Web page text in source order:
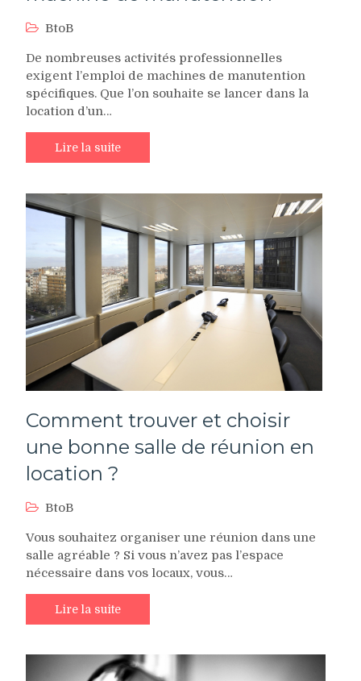
BtoB
De nombreuses activités professionnelles
exigent l’emploi de machines de manutention
spécifiques. Que l’on souhaite se lancer dans la
location d’un…
Lire la suite
Comment trouver et choisir
une bonne salle de réunion en
location ?
BtoB
Vous souhaitez organiser une réunion dans une
salle agréable ? Si vous n’avez pas l’espace
nécessaire dans vos locaux, vous…
Lire la suite